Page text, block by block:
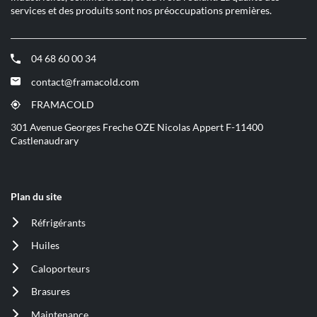
services et des produits sont nos préoccupations premières.
04 68 60 00 34
(ouvre
dans
nouvelle
contact@framacold.com
(ouvre
dans
nouvelle
fenêtre)
FRAMACOLD
(ouvre
dans
une
301 Avenue Georges Freche OZE Nicolas Appert F-11400
Castlenaudrary
Plan du site
Réfrigérants
(ouvre
dans
nouvelle
Huiles
(ouvre
dans
nouvelle
Caloporteurs
(ouvre
dans
nouvelle
Brasures
(ouvre
dans
Maintenance